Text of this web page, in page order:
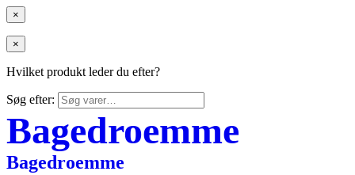
×
×
Hvilket produkt leder du efter?
Søg efter:
Bagedroemme
Bagedroemme